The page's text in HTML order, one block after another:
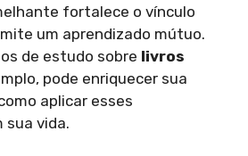
fortalece o vínculo
um aprendizado mútuo.
de estudo sobre livros
pode enriquecer sua
aplicar esses
sua vida.